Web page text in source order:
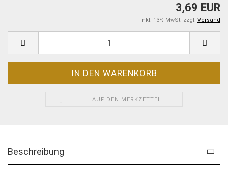
3,69 EUR
inkl. 13% MwSt. zzgl. Versand
AUF DEN MERKZETTEL
Beschreibung